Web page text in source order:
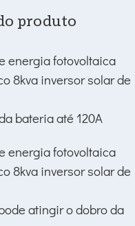
produto
bateria até 120A
atingir o dobro da